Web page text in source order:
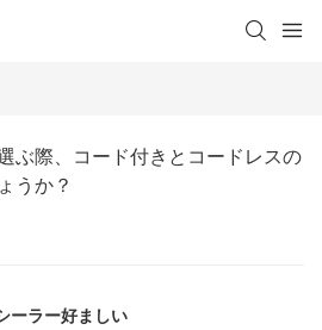
ぶ際、コード付きとコードレスの
うか？
ーラー好ましい